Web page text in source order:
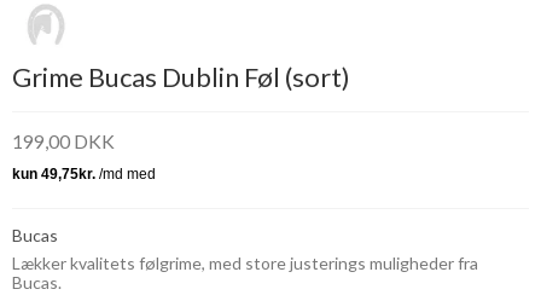
Grime Bucas Dublin Føl (sort)
199,00 DKK
Bucas
Lækker kvalitets følgrime, med store justerings muligheder fra
Bucas.